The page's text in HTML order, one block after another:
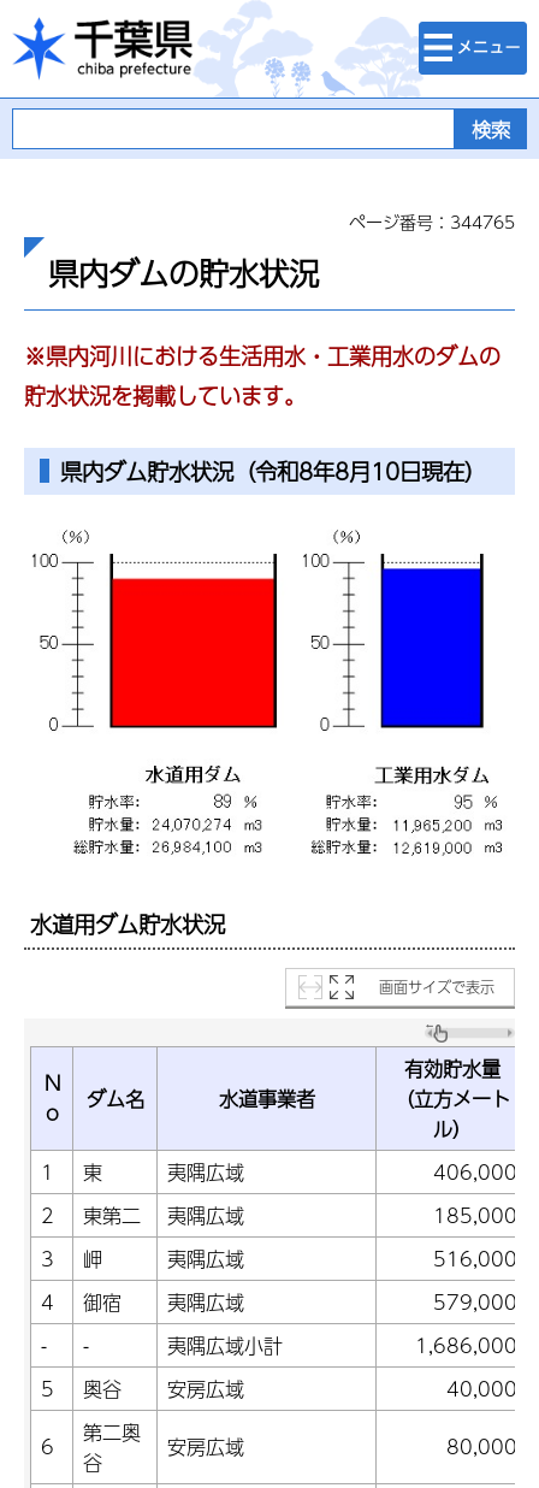
千葉県
検索・メニュ
ー
ページ番号：344765
県内ダムの貯水状況
※県内河川における生活用水・工業用水のダムの
貯水状況を掲載しています。
県内ダム貯水状況（令和8年8月10日現在）
水道用ダム貯水状況
画面サイズで表示
N
o
ダム名 水道事業者
有効貯水量
（立方メート
ル）
1
東 夷隅広域
406,000
2
東第二 夷隅広域
185,000
3
岬 夷隅広域
516,000
4
御宿 夷隅広域
579,000
-
- 夷隅広域小計
1,686,000
5
奥谷 安房広域
40,000
6
第二奥
谷
安房広域 80,000